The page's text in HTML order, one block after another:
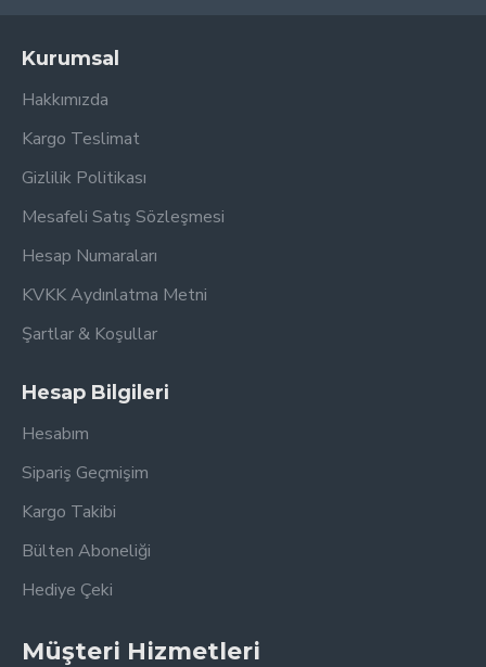
Kurumsal
Hakkımızda
Kargo Teslimat
Gizlilik Politikası
Mesafeli Satış Sözleşmesi
Hesap Numaraları
KVKK Aydınlatma Metni
Şartlar & Koşullar
Hesap Bilgileri
Hesabım
Sipariş Geçmişim
Kargo Takibi
Bülten Aboneliği
Hediye Çeki
Müşteri Hizmetleri